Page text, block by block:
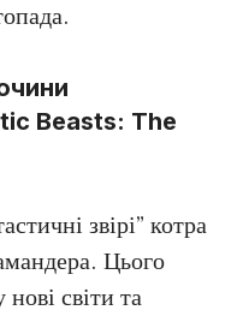
Beasts: The
звірі” котра
Цього
світи та